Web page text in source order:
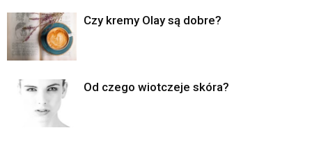
Czy kremy Olay są dobre?
Od czego wiotczeje skóra?